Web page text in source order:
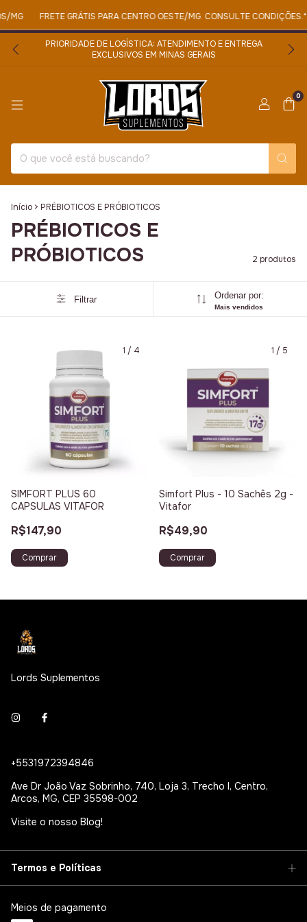
MG FRETE GRÁTIS PARA CENTRO OESTE/MG. CONSULTE CONDIÇÕES.*
PRIORIDADE DE LOGÍSTICA: ATENDIMENTO E ENTREGA
EXCLUSIVOS EM MINAS GERAIS
0
Início > PRÉBIOTICOS E PRÓBIOTICOS
PRÉBIOTICOS E
PRÓBIOTICOS
2 produtos
Filtrar Ordenar por:
Mais vendidos
1 / 4
SIMFORT PLUS 60
CAPSULAS VITAFOR
R$147,90
1 / 5
Simfort Plus - 10 Sachês 2g -
Vitafor
R$49,90
Lords Suplementos
+5531972394846
Ave Dr João Vaz Sobrinho, 740, Loja 3, Trecho I, Centro,
Arcos, MG, CEP 35598-002
Visite o nosso Blog!
Termos e Políticas
Meios de pagamento